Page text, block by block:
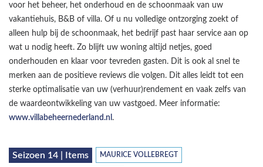
voor het beheer, het onderhoud en de schoonmaak van uw
vakantiehuis, B&B of villa. Of u nu volledige ontzorging zoekt of
alleen hulp bij de schoonmaak, het bedrijf past haar service aan op
wat u nodig heeft. Zo blijft uw woning altijd netjes, goed
onderhouden en klaar voor tevreden gasten. Dit is ook al snel te
merken aan de positieve reviews die volgen. Dit alles leidt tot een
sterke optimalisatie van uw (verhuur)rendement en vaak zelfs van
de waardeontwikkeling van uw vastgoed. Meer informatie:
www.villabeheernederland.nl .
Seizoen 14 | Items MAURICE VOLLEBREGT